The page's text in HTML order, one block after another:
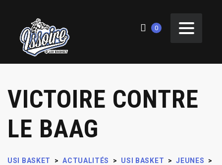
0
VICTOIRE CONTRE
LE BAAG
USI BASKET > ACTUALITÉS > USI BASKET > JEUNES
>